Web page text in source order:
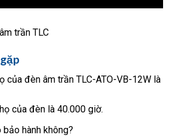
trần TLC
của đèn âm trần TLC-ATO-VB-12W là
của đèn là 40.000 giờ.
hành không?